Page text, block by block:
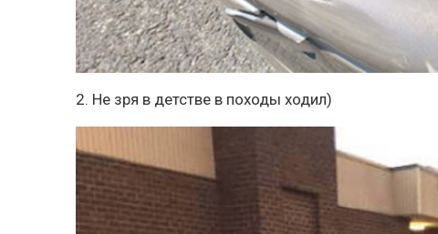
2. Не зря в детстве в походы ходил)